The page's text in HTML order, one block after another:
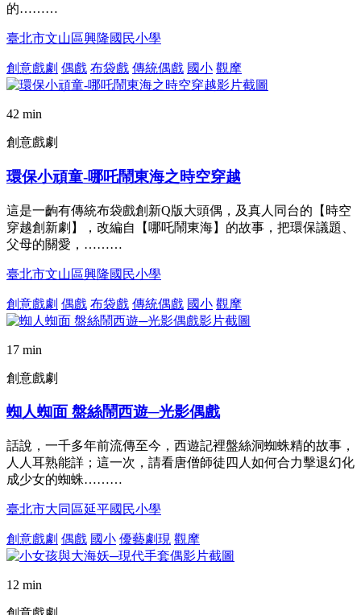
的………
臺北市文山區興隆國民小學
創意戲劇 偶戲 布袋戲 傳統偶戲 國小 觀摩
42 min
創意戲劇
環保小頑童-哪吒鬧東海之時空穿越
這是一齣有傳統布袋戲創新Q版大頭偶，及真人同台的【時空
穿越創新劇】，改編自【哪吒鬧東海】的故事，把環保議題、
父母的關愛，………
臺北市文山區興隆國民小學
創意戲劇 偶戲 布袋戲 傳統偶戲 國小 觀摩
17 min
創意戲劇
蜘人蜘面 盤絲鬧西遊─光影偶戲
話說，一千多年前流傳至今，西遊記裡盤絲洞蜘蛛精的故事，
人人耳熟能詳；這一次，請看唐僧師徒四人如何合力擊退幻化
成少女的蜘蛛………
臺北市大同區延平國民小學
創意戲劇 偶戲 國小 優藝劇現 觀摩
12 min